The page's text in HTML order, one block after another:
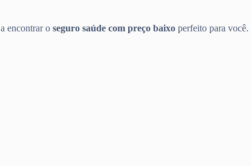
encontrar o seguro saúde com preço baixo perfeito para você.